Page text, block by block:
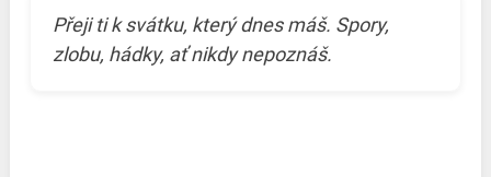
Přeji ti k svátku, který dnes máš. Spory,
zlobu, hádky, ať nikdy nepoznáš.